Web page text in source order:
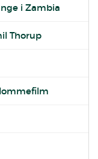
i Zambia
Thorup